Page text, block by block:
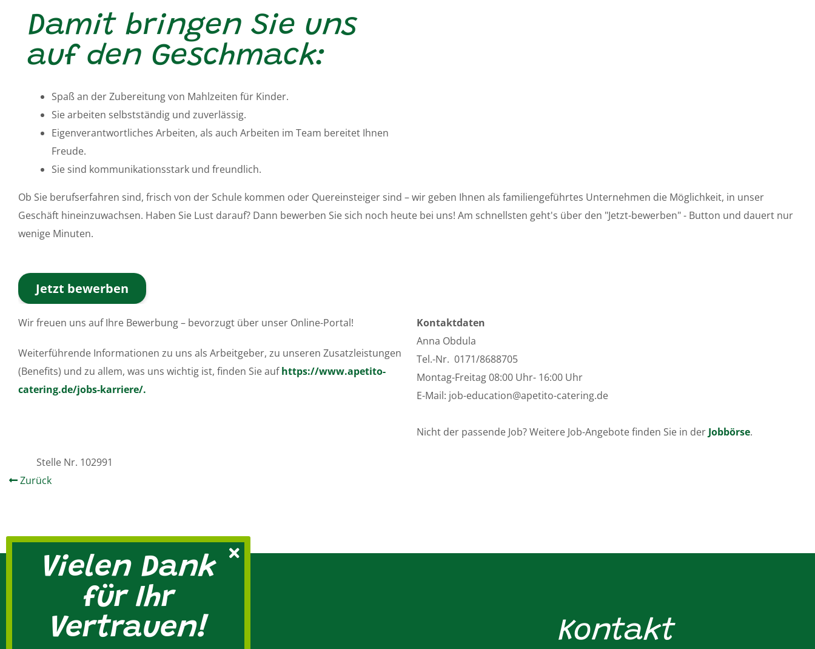
Damit bringen Sie uns
auf den Geschmack:
Spaß an der Zubereitung von Mahlzeiten für Kinder.
Sie arbeiten selbstständig und zuverlässig.
Eigenverantwortliches Arbeiten, als auch Arbeiten im Team bereitet Ihnen
Freude.
Sie sind kommunikationsstark und freundlich.
Ob Sie berufserfahren sind, frisch von der Schule kommen oder Quereinsteiger sind – wir geben Ihnen als familiengeführtes Unternehmen die Möglichkeit, in unser
Geschäft hineinzuwachsen. Haben Sie Lust darauf? Dann bewerben Sie sich noch heute bei uns! Am schnellsten geht's über den "Jetzt-bewerben" - Button und dauert nur
wenige Minuten.
Jetzt bewerben
Wir freuen uns auf Ihre Bewerbung – bevorzugt über unser Online-Portal!
Weiterführende Informationen zu uns als Arbeitgeber, zu unseren Zusatzleistungen
(Benefits) und zu allem, was uns wichtig ist, finden Sie aufhttps://www.apetito-
catering.de/jobs-karriere/.
Kontaktdaten
Anna Obdula
Tel.-Nr. 0171/8688705
Montag-Freitag 08:00 Uhr- 16:00 Uhr
E-Mail: job-education@apetito-catering.de
Nicht der passende Job? Weitere Job-Angebote finden Sie in der Jobbörse.
Stelle Nr. 102991
Zurück
Kontakt
Vielen Dank
für Ihr
Vertrauen!